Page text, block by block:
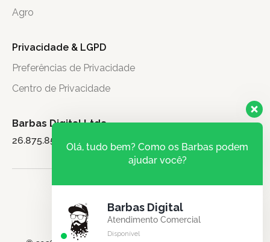
Agro
Privacidade & LGPD
Preferências de Privacidade
Centro de Privacidade
Barbas Digital Ltda.
26.875.851/0001-71
Olá, tudo bem? Como os Barbas podem
ajudar você?
Barbas Digital
Atendimento Comercial
Disponível